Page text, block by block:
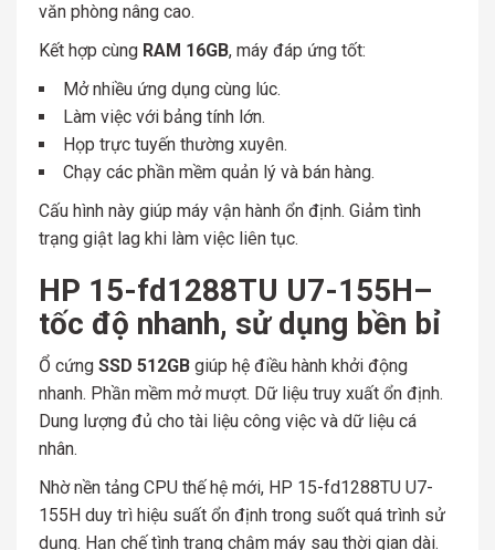
văn phòng nâng cao.
Kết hợp cùng RAM 16GB, máy đáp ứng tốt:
Mở nhiều ứng dụng cùng lúc.
Làm việc với bảng tính lớn.
Họp trực tuyến thường xuyên.
Chạy các phần mềm quản lý và bán hàng.
Cấu hình này giúp máy vận hành ổn định. Giảm tình
trạng giật lag khi làm việc liên tục.
HP 15-fd1288TU U7-155H–
tốc độ nhanh, sử dụng bền bỉ
Ổ cứng SSD 512GB giúp hệ điều hành khởi động
nhanh. Phần mềm mở mượt. Dữ liệu truy xuất ổn định.
Dung lượng đủ cho tài liệu công việc và dữ liệu cá
nhân.
Nhờ nền tảng CPU thế hệ mới, HP 15-fd1288TU U7-
155H duy trì hiệu suất ổn định trong suốt quá trình sử
dụng. Hạn chế tình trạng chậm máy sau thời gian dài.